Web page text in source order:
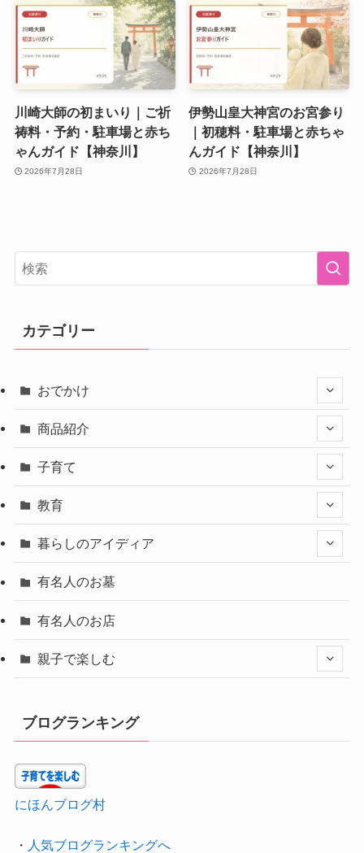
川崎大師の初まいり｜ご祈
祷料・予約・駐車場と赤ち
ゃんガイド【神奈川】
2026年7月28日
伊勢山皇大神宮のお宮参り
｜初穂料・駐車場と赤ちゃ
んガイド【神奈川】
2026年7月28日
カテゴリー
おでかけ
商品紹介
子育て
教育
暮らしのアイディア
有名人のお墓
有名人のお店
親子で楽しむ
ブログランキング
にほんブログ村
・ 人気ブログランキングへ